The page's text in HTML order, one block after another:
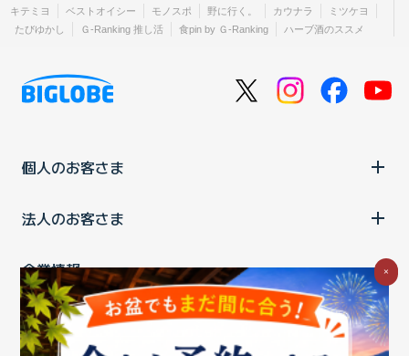
キテミヨ
ベストオイシー モノスポ 野に行く。 カウナラ
ミツケヨ
たびゆかし
Ｇ-Ranking 推し活 食pin by Ｇ-Ranking ハーブ酒のススメ
個人のお客さま
法人のお客さま
企業情報
ご利用中の方
×